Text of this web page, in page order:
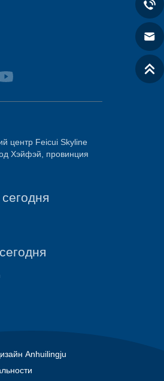
центр Feicui Skyline
Хэйфэй, провинция
Anhuilingju